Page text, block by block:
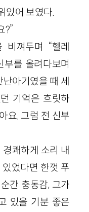
있어 보였다.
?”
비껴두며 “헬레
부를 올려다보며
난아기였을 때 세
기억은 흐릿하
요. 그럼 전 신부
쾌하게 소리 내
었다면 한껏 푸
간 충동감, 그가
있을 기분 좋은